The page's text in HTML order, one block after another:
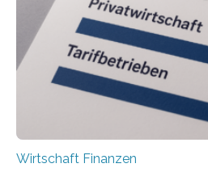
Städte Hamburg, München
hingegen die
der freiberuflichen Gründungen
Wirtschaft Finanzen